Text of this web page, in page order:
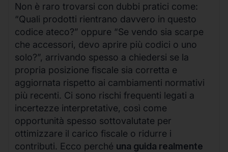
Non è raro trovarsi con dubbi pratici come:
“Quali prodotti rientrano davvero in questo
codice ateco?” oppure “Se vendo sia scarpe
che accessori, devo aprire più codici o uno
solo?”, arrivando spesso a chiedersi se la
propria posizione fiscale sia corretta e
aggiornata rispetto ai cambiamenti normativi
più recenti. Ci sono rischi frequenti legati a
incertezze interpretative, così come
opportunità spesso sottovalutate per
ottimizzare il carico fiscale o ridurre i
contributi. Ecco perché una guida realmente